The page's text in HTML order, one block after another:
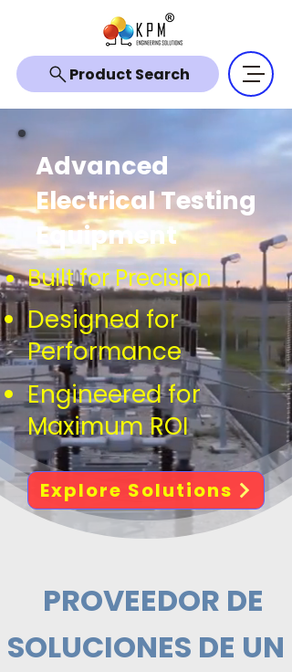
Product Search
Advanced
Electrical Testing
Equipment
Built for Precision
Designed for
Performance
Engineered for
Maximum ROI
Explore Solutions
PROVEEDOR DE
SOLUCIONES DE UN